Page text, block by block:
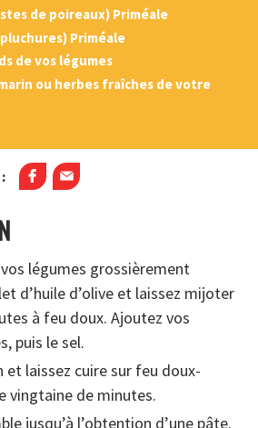
de poireaux) Priméale
Priméale
de vos légumes
ou herbes fraîches de votre
légumes grossièrement
d’huile d’olive et laissez mijoter
à feu doux. Ajoutez vos
puis le sel.
et laissez cuire sur feu doux-
vingtaine de minutes.
jusqu’à l’obtention d’une pâte.